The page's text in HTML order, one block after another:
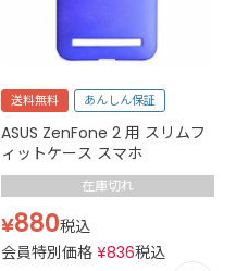
送料無料 あんしん保証
ASUS ZenFone 2 用 スリムフ
ィットケース スマホ
在庫切れ
¥880税込
会員特別価格 ¥836税込